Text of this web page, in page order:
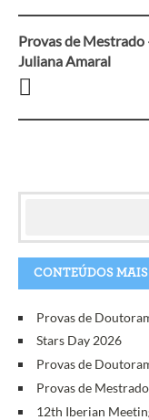
Navegação
entre
artigos
Provas de
Juliana Amaral
CONTEÚDOS MAIS
Provas de
Stars Day 2026
Provas de
Provas de
12th Iberian